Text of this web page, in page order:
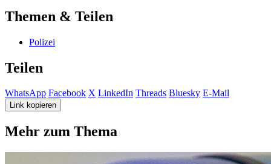
Themen & Teilen
Polizei
Teilen
WhatsApp Facebook X LinkedIn Threads Bluesky E-Mail
Link kopieren
Mehr zum Thema